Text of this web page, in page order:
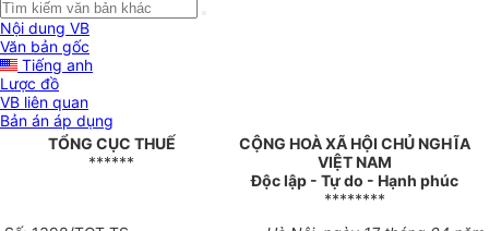
Nội dung VB
Văn bản gốc
Tiếng anh
Lược đồ
VB liên quan
Bản án áp dụng
TỔNG CỤC THUẾ
******
CỘNG HOÀ XÃ HỘI CHỦ NGHĨA
VIỆT NAM
Độc lập - Tự do - Hạnh phúc
********